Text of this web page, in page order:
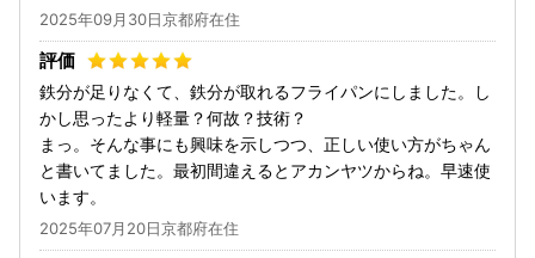
2025年09月30日京都府在住
鉄分が足りなくて、鉄分が取れるフライパンにしました。し
かし思ったより軽量？何故？技術？
まっ。そんな事にも興味を示しつつ、正しい使い方がちゃん
と書いてました。最初間違えるとアカンヤツからね。早速使
います。
2025年07月20日京都府在住